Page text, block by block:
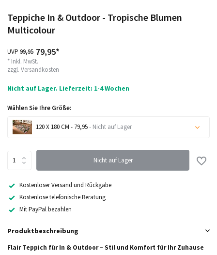
Teppiche In & Outdoor - Tropische Blumen
Multicolour
UVP 99,95 79,95*
* Inkl. MwSt.
zzgl. Versandkosten
Nicht auf Lager. Lieferzeit: 1-4 Wochen
Wählen Sie Ihre Größe:
120 X 180 CM - 79,95- Nicht auf Lager
Nicht auf Lager
Nicht auf Lager
Nicht auf Lager
Kostenloser Versand und Rückgabe
Kostenlose telefonische Beratung
Mit PayPal bezahlen
Produktbeschreibung
Flair Teppich für In & Outdoor – Stil und Komfort für Ihr Zuhause